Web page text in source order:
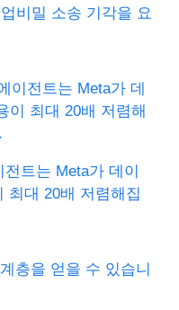
비밀 소송 기각을 요
트는 Meta가 데이
최대 20배 저렴해집